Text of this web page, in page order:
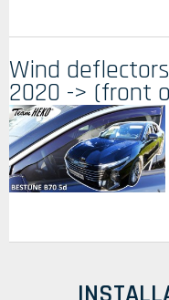
Wind
2020 -> (front